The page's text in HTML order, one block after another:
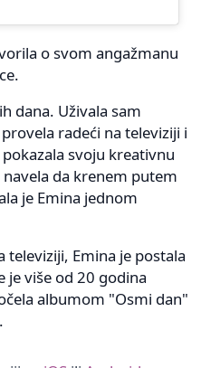
o svom angažmanu
dana. Uživala sam
radeći na televiziji i
svoju kreativnu
da krenem putem
je Emina jednom
Emina je postala
je više od 20 godina
albumom "Osmi dan"